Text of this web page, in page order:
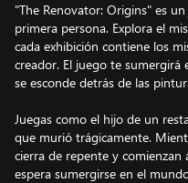
"The Renovator: Origins" es
primera persona. Explora el
cada exhibición contiene los
creador. El juego te
se esconde detrás de las
Juegas como el hijo de un
que murió trágicamente.
cierra de repente y comienzan
espera sumergirse en el